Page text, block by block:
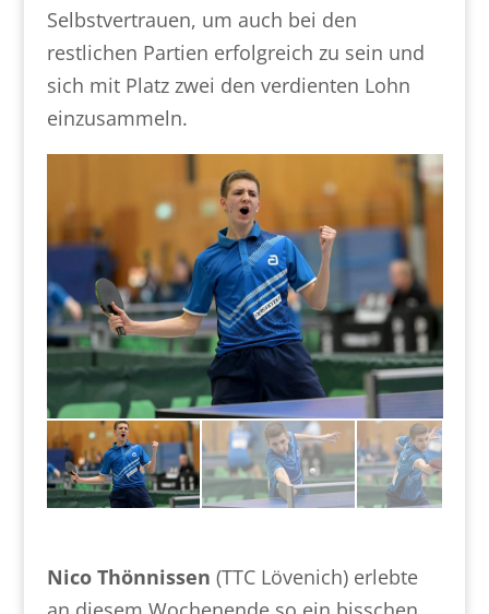
Selbstvertrauen, um auch bei den
restlichen Partien erfolgreich zu sein und
sich mit Platz zwei den verdienten Lohn
einzusammeln.
Nico Thönnissen (TTC Lövenich) erlebte